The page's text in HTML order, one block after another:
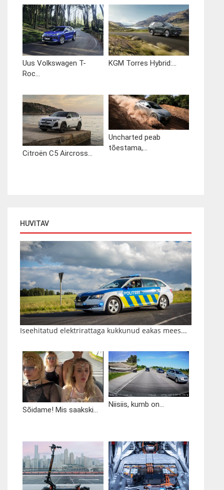
Uus Volkswagen T-
Roc...
KGM Torres Hybrid:...
Citroën C5 Aircross...
Uncharted peab
tõestama,...
HUVITAV
Iseehitatud elektrirattaga kukkunud eakas mees...
Sõidame! Mis saakski...
Niisiis, kumb on...